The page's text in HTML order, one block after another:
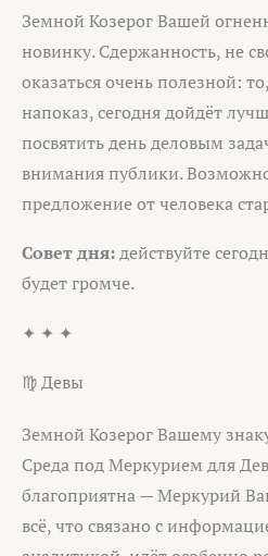
Земной Козерог Вашей
новинку. Сдержанность, не
оказаться очень полезной:
напоказ, сегодня дойдёт
посвятить день деловым
внимания публики.
предложение от человека
Совет дня:действуйте
будет громче.
✦ ✦ ✦
♍ Девы
Земной Козерог Вашему
Среда под Меркурием для
благоприятна — Меркурий
всё, что связано с